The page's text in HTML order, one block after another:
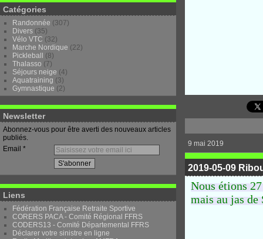
Catégories
Randonnée (307)
Divers (35)
Vélo VTC (32)
Marche Nordique (22)
Pickleball
(8)
Thalasso (7)
Séjours neige (4)
Aquatraining (3)
Gymnastique (2)
Newsletter
Abonnez-vous pour être averti des nouveaux articles
publiés.
Email
Liens
Fédération Française Retraite Sportive
CORERS PACA - Comité Régional FFRS
CODERS13 - Comité Départemental FFRS
Déclarer votre sinistre en ligne
9 mai 2019
2019-05-09
Nous étions
mais au jas de